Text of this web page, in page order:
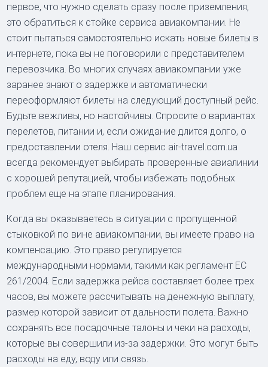
первое, что нужно сделать сразу после приземления,
это обратиться к стойке сервиса авиакомпании. Не
стоит пытаться самостоятельно искать новые билеты в
интернете, пока вы не поговорили с представителем
перевозчика. Во многих случаях авиакомпании уже
заранее знают о задержке и автоматически
переоформляют билеты на следующий доступный рейс.
Будьте вежливы, но настойчивы. Спросите о вариантах
перелетов, питании и, если ожидание длится долго, о
предоставлении отеля. Наш сервис air-travel.com.ua
всегда рекомендует выбирать проверенные авиалинии
с хорошей репутацией, чтобы избежать подобных
проблем еще на этапе планирования.
Когда вы оказываетесь в ситуации с пропущенной
стыковкой по вине авиакомпании, вы имеете право на
компенсацию. Это право регулируется
международными нормами, такими как регламент ЕС
261/2004. Если задержка рейса составляет более трех
часов, вы можете рассчитывать на денежную выплату,
размер которой зависит от дальности полета. Важно
сохранять все посадочные талоны и чеки на расходы,
которые вы совершили из-за задержки. Это могут быть
расходы на еду, воду или связь.